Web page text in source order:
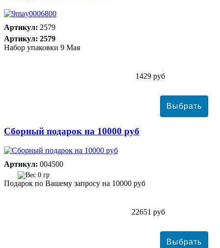
Артикул: 2579
Артикул: 2579
Набор упаковки 9 Мая
1429 руб
Сборный подарок на 10000 руб
Артикул: 004500
0 гр
Подарок по Вашему запросу на 10000 руб
22651 руб